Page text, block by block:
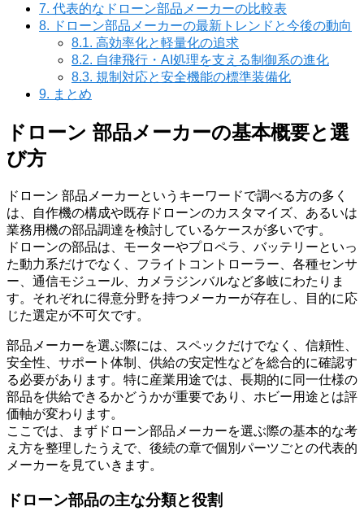
7. 代表的なドローン部品メーカーの比較表
8. ドローン部品メーカーの最新トレンドと今後の動向
8.1. 高効率化と軽量化の追求
8.2. 自律飛行・AI処理を支える制御系の進化
8.3. 規制対応と安全機能の標準装備化
9. まとめ
ドローン 部品メーカーの基本概要と選
び方
ドローン 部品メーカーというキーワードで調べる方の多く
は、自作機の構成や既存ドローンのカスタマイズ、あるいは
業務用機の部品調達を検討しているケースが多いです。
ドローンの部品は、モーターやプロペラ、バッテリーといっ
た動力系だけでなく、フライトコントローラー、各種センサ
ー、通信モジュール、カメラジンバルなど多岐にわたりま
す。それぞれに得意分野を持つメーカーが存在し、目的に応
じた選定が不可欠です。
部品メーカーを選ぶ際には、スペックだけでなく、信頼性、
安全性、サポート体制、供給の安定性などを総合的に確認す
る必要があります。特に産業用途では、長期的に同一仕様の
部品を供給できるかどうかが重要であり、ホビー用途とは評
価軸が変わります。
ここでは、まずドローン部品メーカーを選ぶ際の基本的な考
え方を整理したうえで、後続の章で個別パーツごとの代表的
メーカーを見ていきます。
ドローン部品の主な分類と役割